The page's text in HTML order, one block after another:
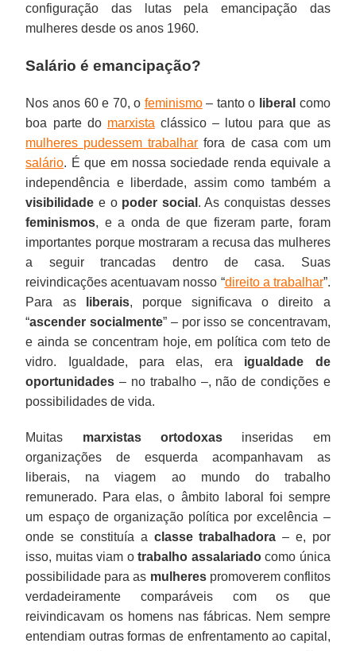
configuração das lutas pela emancipação das
mulheres desde os anos 1960.
Salário é emancipação?
Nos anos 60 e 70, o feminismo– tanto o liberal como
boa parte do marxista clássico – lutou para que as
mulheres pudessem trabalhar fora de casa com um
salário. É que em nossa sociedade renda equivale a
independência e liberdade, assim como também a
visibilidade e o poder social . As conquistas desses
feminismos, e a onda de que fizeram parte, foram
importantes porque mostraram a recusa das mulheres
a seguir trancadas dentro de casa. Suas
reivindicações acentuavam nosso “direito a trabalhar”.
Para as
liberais, porque significava o direito a
“ascender socialmente” – por isso se concentravam,
e ainda se concentram hoje, em política com teto de
vidro. Igualdade, para elas, era igualdade de
oportunidades – no trabalho –, não de condições e
possibilidades de vida.
Muitas marxistas ortodoxas inseridas em
organizações de esquerda acompanhavam as
liberais, na viagem ao mundo do trabalho
remunerado. Para elas, o âmbito laboral foi sempre
um espaço de organização política por excelência –
onde se constituía a classe trabalhadora – e, por
isso, muitas viam otrabalho assalariadocomo única
possibilidade para as mulherespromoverem conflitos
verdadeiramente comparáveis com os que
reivindicavam os homens nas fábricas. Nem sempre
entendiam outras formas de enfrentamento ao capital,